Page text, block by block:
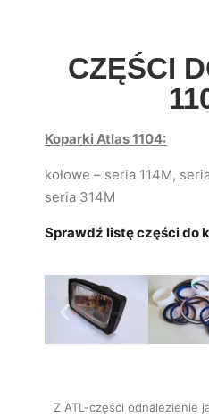
CZĘŚCI
Koparki Atlas 1104:
kołowe – seria 114M,
seria 314M
Sprawdź listę części do
Z ATL-części odnalezienie